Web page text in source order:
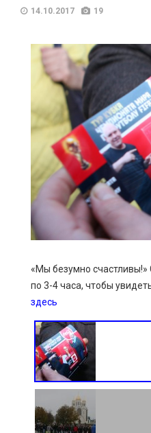
14.10.2017 19
«Мы безумно счастливы!»
по 3-4 часа, чтобы
здесь